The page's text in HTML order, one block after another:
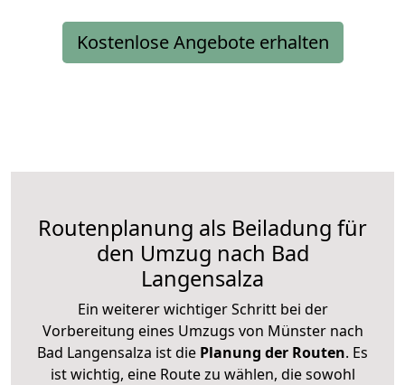
Kostenlose Angebote erhalten
Routenplanung als Beiladung für
den Umzug nach Bad
Langensalza
Ein weiterer wichtiger Schritt bei der
Vorbereitung eines Umzugs von Münster nach
Bad Langensalza ist die Planung der Routen. Es
ist wichtig, eine Route zu wählen, die sowohl